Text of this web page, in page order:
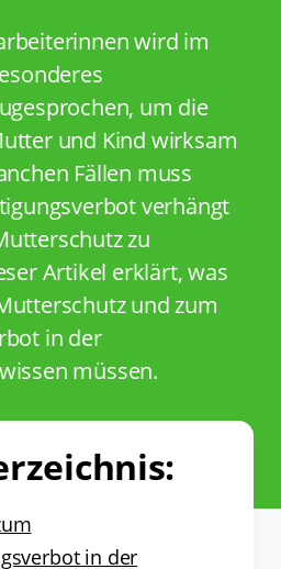
wird im
um die
und Kind wirksam
Fällen muss
verhängt
zu
Artikel erklärt, was
und zum
in der
müssen.
in der